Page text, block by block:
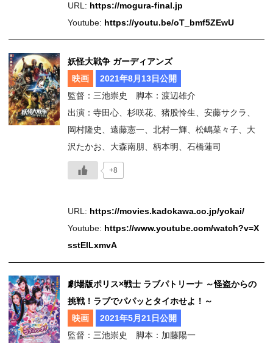
URL: https://mogura-final.jp
Youtube: https://youtu.be/oT_bmf5ZEwU
妖怪大戦争 ガーディアンズ
映画
2021年8月13日公開
監督：三池崇史 脚本：渡辺雄介
出演：寺田心、杉咲花、猪股怜生、安藤サクラ、
岡村隆史、遠藤憲一、北村一輝、松嶋菜々子、大
沢たかお、大森南朋、柄本明、石橋蓮司
+8
URL: https://movies.kadokawa.co.jp/yokai/
Youtube: https://www.youtube.com/watch?v=X
sstElLxmvA
劇場版ポリス×戦士 ラブパトリーナ ～怪盗からの
挑戦！ラブでパパッとタイホせよ！～
映画
2021年5月21日公開
監督：三池崇史 脚本：加藤陽一